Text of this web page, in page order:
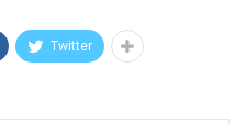
Twitter